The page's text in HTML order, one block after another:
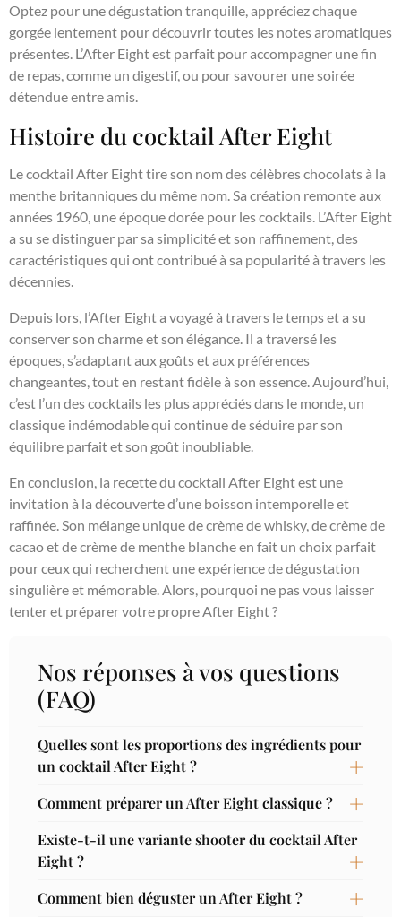
Optez pour une dégustation tranquille, appréciez chaque
gorgée lentement pour découvrir toutes les notes aromatiques
présentes. L’After Eight est parfait pour accompagner une fin
de repas, comme un digestif, ou pour savourer une soirée
détendue entre amis.
Histoire du cocktail After Eight
Le cocktail After Eight tire son nom des célèbres chocolats à la
menthe britanniques du même nom. Sa création remonte aux
années 1960, une époque dorée pour les cocktails. L’After Eight
a su se distinguer par sa simplicité et son raffinement, des
caractéristiques qui ont contribué à sa popularité à travers les
décennies.
Depuis lors, l’After Eight a voyagé à travers le temps et a su
conserver son charme et son élégance. Il a traversé les
époques, s’adaptant aux goûts et aux préférences
changeantes, tout en restant fidèle à son essence. Aujourd’hui,
c’est l’un des cocktails les plus appréciés dans le monde, un
classique indémodable qui continue de séduire par son
équilibre parfait et son goût inoubliable.
En conclusion, la recette du cocktail After Eight est une
invitation à la découverte d’une boisson intemporelle et
raffinée. Son mélange unique de crème de whisky, de crème de
cacao et de crème de menthe blanche en fait un choix parfait
pour ceux qui recherchent une expérience de dégustation
singulière et mémorable. Alors, pourquoi ne pas vous laisser
tenter et préparer votre propre After Eight ?
Nos réponses à vos questions
(FAQ)
Quelles sont les proportions des ingrédients pour
un cocktail After Eight ?
Comment préparer un After Eight classique ?
Existe-t-il une variante shooter du cocktail After
Eight ?
Comment bien déguster un After Eight ?